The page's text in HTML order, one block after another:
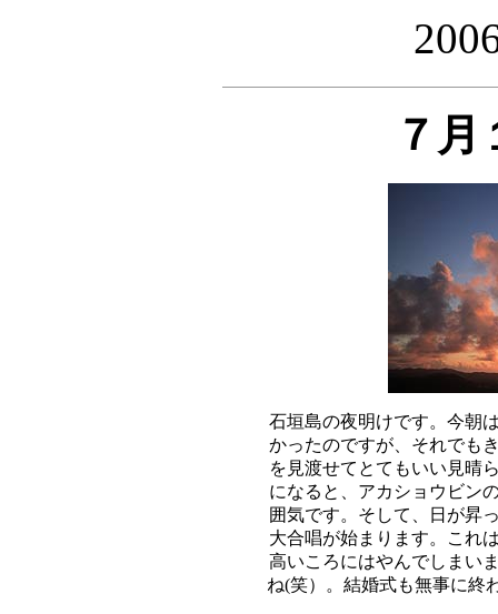
７
石垣島の夜明けです。今朝
かったのですが、それでも
を見渡せてとてもいい見晴
になると、アカショウビン
囲気です。そして、日が昇
大合唱が始まります。これ
高いころにはやんでしまい